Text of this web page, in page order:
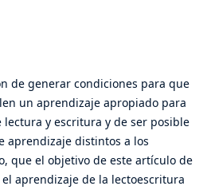
de generar condiciones para que
un aprendizaje apropiado para
lectura y escritura y de ser posible
aprendizaje distintos a los
que el objetivo de este artículo de
aprendizaje de la lectoescritura